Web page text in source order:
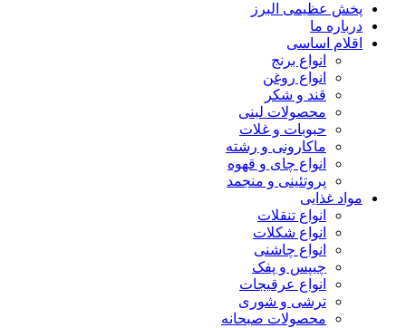
پخش عظیمی البرز
درباره ما
اقلام اساسی
انواع برنج
انواع روغن
قند و شکر
محصولات لبنی
حبوبات و غلات
ماکارونی و رشته
انواع چای و قهوه
پروتئینی و منجمد
مواد غذایی
انواع تنقلات
انواع شکلات
انواع چاشنی
چیپس و پفک
انواع عرقیجات
ترشی و شوری
محصولات صبحانه